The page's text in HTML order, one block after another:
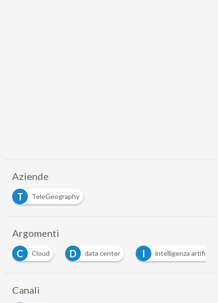
Aziende
T
TeleGeography
Argomenti
D
data center I intelligenza artificiale R reti
Canali